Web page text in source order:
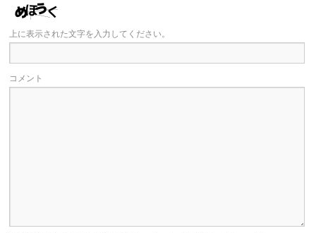
上に表示された文字を入力してください。
コメント